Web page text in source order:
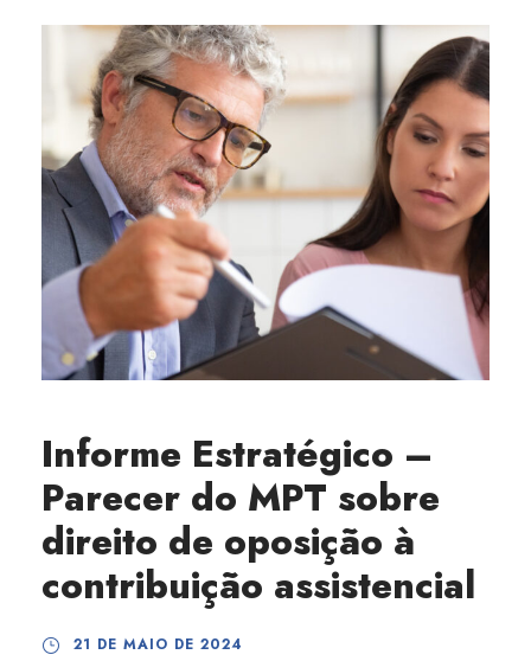
Informe Estratégico –
Parecer do MPT sobre
direito de oposição à
contribuição assistencial
21 DE MAIO DE 2024